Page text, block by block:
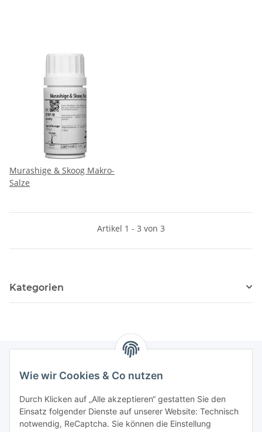
Wie wir Cookies & Co nutzen
Durch Klicken auf „Alle akzeptieren“ gestatten Sie den
Einsatz folgender Dienste auf unserer Website: Technisch
notwendig, ReCaptcha. Sie können die Einstellung
Murashige & Skoog Makro-
Salze
Artikel 1 - 3 von 3
Kategorien
Gesetzliche Informationen